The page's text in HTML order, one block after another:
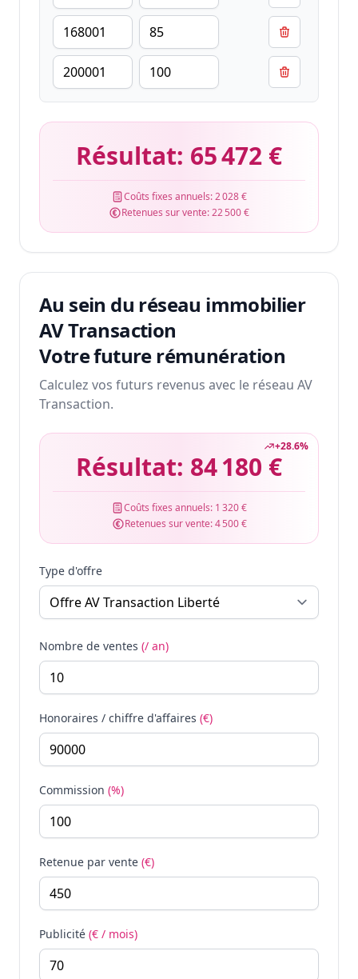
Résultat: 65 472 €
Coûts fixes annuels:2 028 €
Retenues sur vente:22 500 €
Au sein du réseau immobilier
AV Transaction
Votre future rémunération
Calculez vos futurs revenus avec le réseau AV
Transaction.
+28.6%
Résultat: 84 180 €
Coûts fixes annuels: 1 320 €
Retenues sur vente:4 500 €
Type d'offre
Nombre de ventes (/ an)
Honoraires / chiffre d'affaires (€)
Commission (%)
Retenue par vente (€)
Publicité (€ / mois)